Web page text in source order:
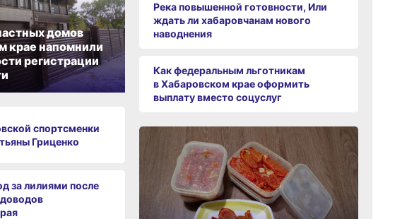
домов
крае напомнили
регистрации
спортсменки
Гриценко
за лилиями после
Река повышенной готовности, Или
ждать ли хабаровчанам нового
наводнения
Как федеральным льготникам
в Хабаровском крае оформить
выплату вместо соцуслуг